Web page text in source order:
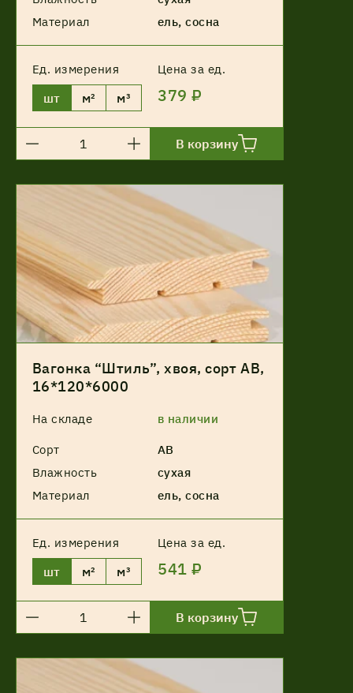
Материал
ель, сосна
Ед. измерения Цена за ед.
шт м² м³ 379 ₽
В корзину
Вагонка “Штиль”, хвоя, сорт АВ,
16*120*6000
На складе в наличии
Сорт
АВ
Влажность
сухая
Материал
ель, сосна
Ед. измерения Цена за ед.
шт м² м³ 541 ₽
В корзину